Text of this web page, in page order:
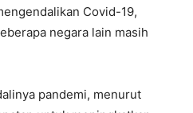
Covid-19,
negara lain masih
pandemi, menurut